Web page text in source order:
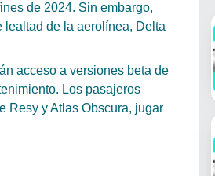
de 2024. Sin embargo,
lealtad de la aerolínea, Delta
acceso a versiones beta de
Los pasajeros
Resy y Atlas Obscura, jugar